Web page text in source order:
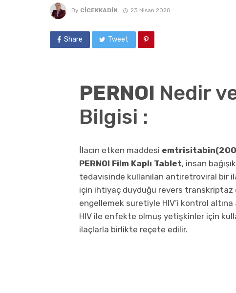
By CICEKKADIN 23 Nisan 2020
Share Tweet
PERNOI Nedir
Bilgisi :
İlacın etken maddesi
PERNOI Film Kaplı Tablet, insan
tedavisinde kullanılan antiretroviral bir
için ihtiyaç duyduğu revers transkriptaz
engellemek suretiyle HIV’i kontrol altına
HIV ile enfekte olmuş yetişkinler için
ilaçlarla birlikte reçete edilir.